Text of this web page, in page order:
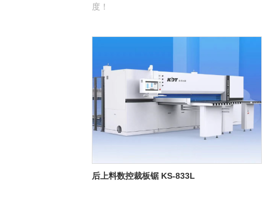
度！
后上料数控裁板锯 KS-833L